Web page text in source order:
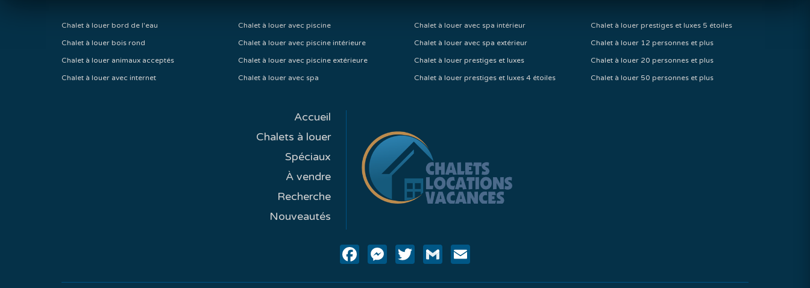
Chalet à louer bord de l'eau
Chalet à louer bois rond
Chalet à louer animaux acceptés
Chalet à louer avec internet
Chalet à louer avec piscine
Chalet à louer avec piscine intérieure
Chalet à louer avec piscine extérieure
Chalet à louer avec spa
Chalet à louer avec spa intérieur
Chalet à louer avec spa extérieur
Chalet à louer prestiges et luxes
Chalet à louer prestiges et luxes 4 étoiles
Chalet à louer prestiges et luxes 5 étoiles
Chalet à louer 12 personnes et plus
Chalet à louer 20 personnes et plus
Chalet à louer 50 personnes et plus
Accueil
Chalets à louer
Spéciaux
À vendre
Recherche
Nouveautés
FacebookMessenger
Twitter Gmail